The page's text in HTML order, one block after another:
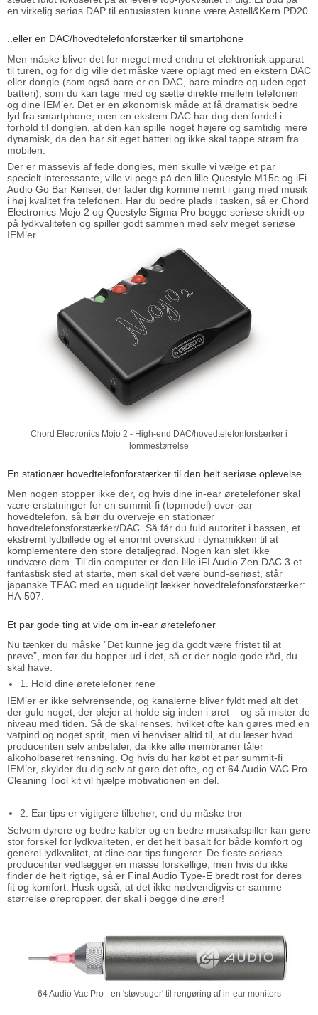
en virkelig seriøs DAP til entusiasten kunne være Astell&Kern PD20
..eller en DAC/hovedtelefonforstærker til smartphone
Men måske bliver det for meget med endnu et elektronisk apparat
til turen, og for dig ville det måske være oplagt med en ekstern DAC
eller dongle (som også bare er en DAC, bare mindre og uden eget
batteri), som du kan tage med og sætte direkte mellem telefonen
og dine IEM’er. Det er en økonomisk måde at få dramatisk bedre
lyd fra smartphone , men en ekstern DAC har dog den fordel i
forhold til donglen, at den kan spille noget højere og samtidig mere
dynamisk, da den har sit eget batteri og ikke skal tappe strøm fra
mobilen.
Der er massevis af fede dongles, men skulle vi vælge et par
specielt interessante, ville vi pege på den lille Questyle M15c og iFi
Audio Go Bar Kensei , der lader dig komme nemt i gang med musik
i høj kvalitet fra telefonen. Har du bedre plads i tasken, så er Chord
Electronics Mojo 2 og Questyle Sigma Pro begge seriøse skridt op
på lydkvaliteten og spiller godt sammen med selv meget seriøse
IEM’er.
Chord Electronics Mojo 2 - High-end DAC/hovedtelefonforstærker i
lommestørrelse
En stationær hovedtelefonforstærker til den helt seriøse oplevelse
Men nogen stopper ikke der, og hvis dine in-ear øretelefoner skal
være erstatninger for en summit-fi (topmodel) over-ear
hovedtelefon, så bør du overveje en stationær
hovedtelefonsforstærker/DAC. Så får du fuld autoritet i bassen, et
ekstremt lydbillede og et enormt overskud i dynamikken til at
komplementere den store detaljegrad. Nogen kan slet ikke
undvære dem. Til din computer er den lille iFI Audio Zen DAC 3 et
fantastisk sted at starte, men skal det være bund-seriøst, står
japanske TEAC med en ugudeligt lækker hovedtelefonsforstærker:
HA-507.
Et par gode ting at vide om in-ear øretelefoner
Nu tænker du måske ”Det kunne jeg da godt være fristet til at
prøve”, men før du hopper ud i det, så er der nogle gode råd, du
skal have.
1. Hold dine øretelefoner rene
IEM’er er ikke selvrensende, og kanalerne bliver fyldt med alt det
der gule noget, der plejer at holde sig inden i øret – og så mister de
niveau med tiden. Så de skal renses, hvilket ofte kan gøres med en
vatpind og noget sprit, men vi henviser altid til, at du læser hvad
producenten selv anbefaler, da ikke alle membraner tåler
alkoholbaseret rensning. Og hvis du har købt et par summit-fi
IEM’er, skylder du dig selv at gøre det ofte, og et 64 Audio VAC Pro
Cleaning Tool kit vil hjælpe motivationen en del.
2. Ear tips er vigtigere tilbehør, end du måske tror
Selvom dyrere og bedre kabler og en bedre musikafspiller kan gøre
stor forskel for lydkvaliteten, er det helt basalt for både komfort og
generel lydkvalitet, at dine ear tips fungerer. De fleste seriøse
producenter vedlægger en masse forskellige, men hvis du ikke
finder de helt rigtige, så er Final Audio Type-E bredt rost for deres
fit og komfort . Husk også, at det ikke nødvendigvis er samme
størrelse ørepropper, der skal i begge dine ører!
64 Audio Vac Pro - en 'støvsuger' til rengøring af in-ear monitors